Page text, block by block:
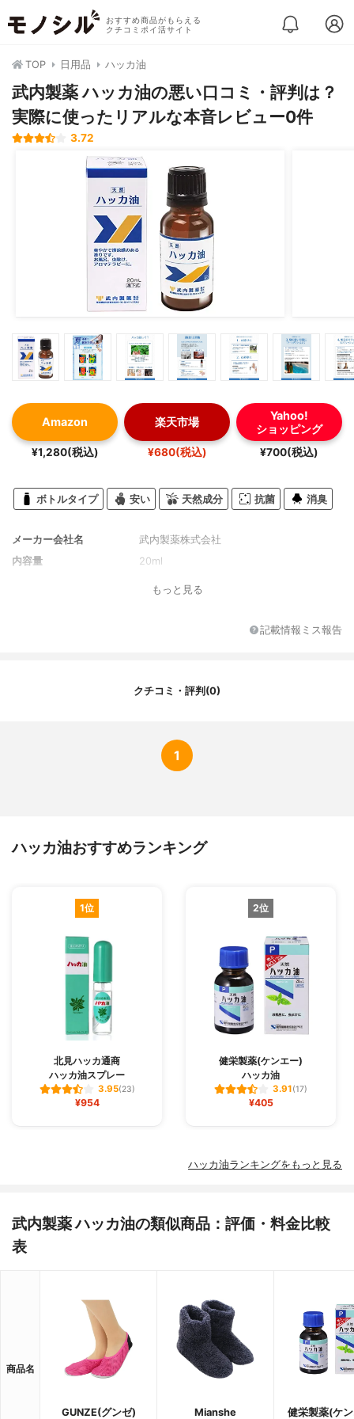
おすすめ商品がもらえる
クチコミポイ活サイト
TOP 日用品 ハッカ油
武内製薬 ハッカ油の悪い口コミ・評判は？
実際に使ったリアルな本音レビュー0件
3.72
Amazon
¥1,280(税込)
楽天市場
¥680(税込)
Yahoo!
ショッピング
¥700(税込)
ボトルタイプ 安い 天然成分 抗菌 消臭
メーカー会社名
武内製薬株式会社
内容量
20ml
もっと見る
記載情報ミス報告
クチコミ・評判(0)
1
ハッカ油おすすめランキング
1位
北見ハッカ通商
ハッカ油スプレー
3.95(23)
¥954
2位
健栄製薬(ケンエー)
ハッカ油
3.91(17)
¥405
ハッカ油ランキングをもっと見る
武内製薬 ハッカ油の類似商品：評価・料金比較
表
商品名
GUNZE(グンゼ) Mianshe 健栄製薬(ケ